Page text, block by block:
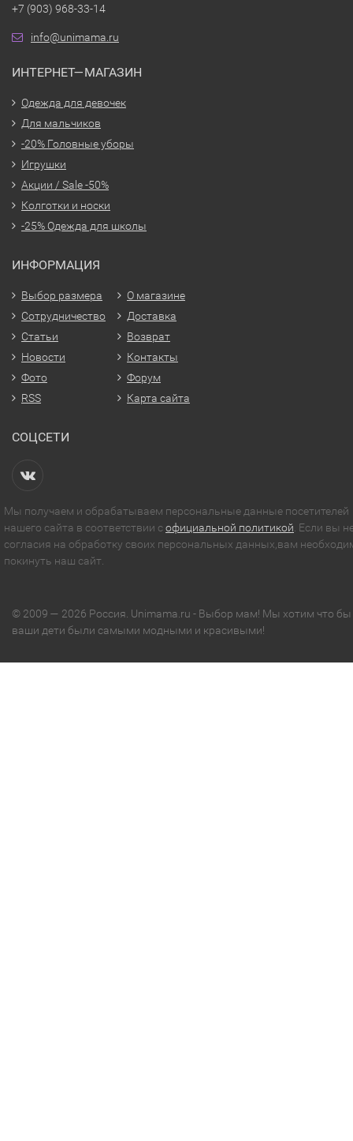
+7 (903) 968-33-14
info@unimama.ru
ИНТЕРНЕТ—МАГАЗИН
Одежда для девочек
Для мальчиков
-20% Головные уборы
Игрушки
Акции / Sale -50%
Колготки и носки
-25% Одежда для школы
ИНФОРМАЦИЯ
Выбор размера
Сотрудничество
Статьи
Новости
Фото
RSS
О магазине
Доставка
Возврат
Контакты
Форум
Карта сайта
СОЦСЕТИ
Мы получаем и обрабатываем персональные данные посетителей
нашего сайта в соответствии софициальной политикой. Если вы
согласия на обработку своих персональных данных,вам
покинуть наш сайт.
© 2009 — 2026 Россия. Unimama.ru - Выбор мам! Мы хотим что бы
ваши дети были самыми модными и красивыми!